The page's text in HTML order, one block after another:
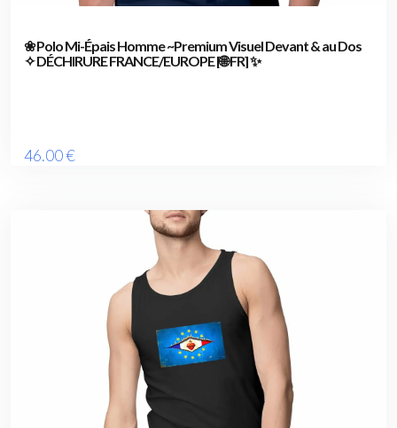
❀ Polo Mi-Épais Homme ~Premium Visuel Devant & au Dos
✧ DÉCHIRURE FRANCE/EUROPE [🌐 FR] ✨
46.00€